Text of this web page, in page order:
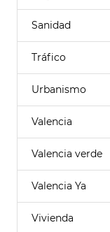
Sanidad
Tráfico
Urbanismo
Valencia
Valencia verde
Valencia Ya
Vivienda